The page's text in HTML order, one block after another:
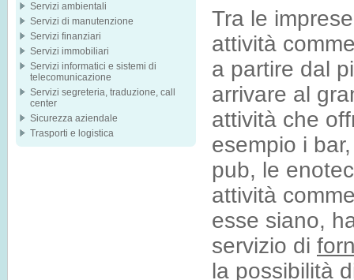
Tra le
attività
a partire dal
arrivare al
attività che
esempio i
pub, le
attività
esse siano,
servizio di
la possibilità
Servizi ambientali
Servizi di manutenzione
Servizi finanziari
Servizi immobiliari
Servizi informatici e sistemi di
telecomunicazione
Servizi segreteria, traduzione, call
center
Sicurezza aziendale
Trasporti e logistica